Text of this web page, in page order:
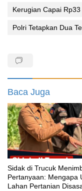
Kerugian Capai
Polri Tetapkan Dua
Baca Juga
‎Sidak di Trucuk
Pertanyaan: Mengapa
Lahan Pertanian